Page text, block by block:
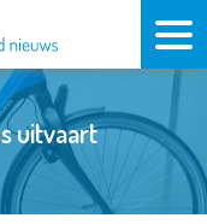
uitvaart